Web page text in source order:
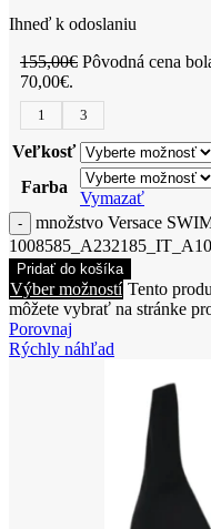
Ihneď k odoslaniu
155,00€ Pôvodná cena
70,00€.
1 3
Veľkosť
Farba
Vymazať
množstvo Versace
Pridať do košíka
Výber možností Tento
môžete vybrať na stránke
Porovnaj
Rýchly náhľad